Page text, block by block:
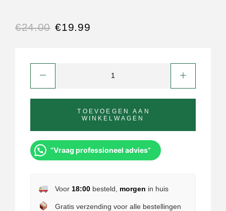
€24.00 €19.99
TOEVOEGEN AAN
WINKELWAGEN
“Vraag professioneel advies”
Voor 18:00besteld, morgen in huis
Gratis verzending voor alle bestellingen